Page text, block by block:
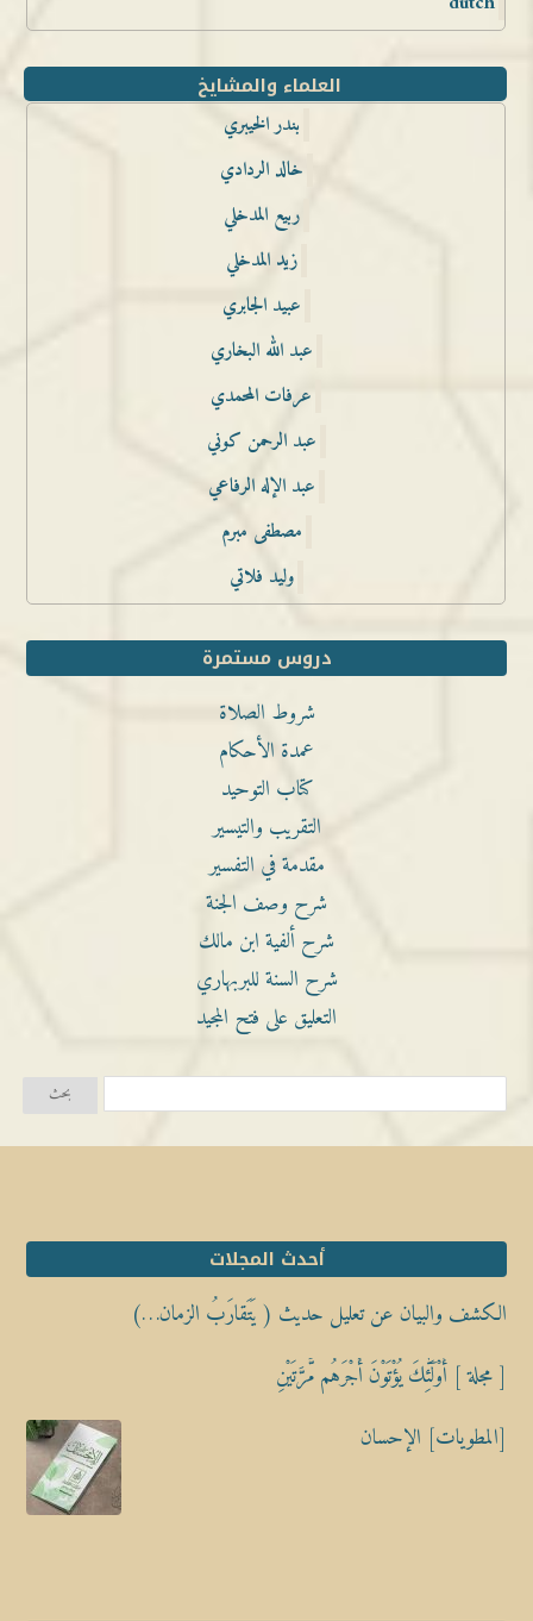
العلماء والمشايخ
بندر الخيبري
خالد الردادي
ربيع المدخلي
زيد المدخلي
عبيد الجابري
عبد الله البخاري
عرفات المحمدي
عبد الرحمن كوني
عبد الإله الرفاعي
مصطفى مبرم
وليد فلاتي
دروس مستمرة
شروط الصلاة
عمدة الأحكام
كتاب التوحيد
التقريب والتيسير
مقدمة في التفسير
شرح وصف الجنة
شرح ألفية ابن مالك
شرح السنة للبربهاري
التعليق على فتح المجيد
أحدث المجلات
الكشف والبيان عن تعليل حديث ( يَتَقارَبُ الزمان…)
[ مجلة ] أُوْلَٰٓئِكَ يُؤْتَوْنَ أَجْرَهُم مَّرَّتَيْنِ
[المطويات] الإحسان